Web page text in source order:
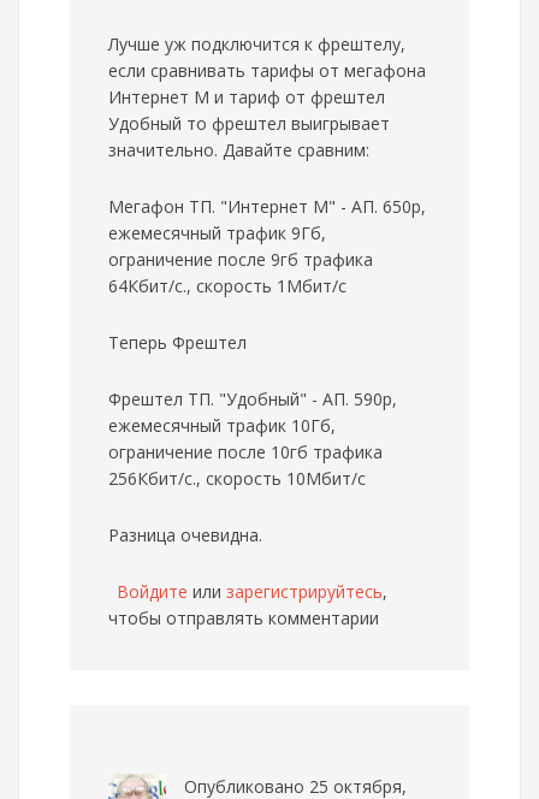
Лучше уж подключится к фрештелу,
если сравнивать тарифы от мегафона
Интернет M и тариф от фрештел
Удобный то фрештел выигрывает
значительно. Давайте сравним:
Мегафон ТП. "Интернет M" - АП. 650р,
ежемесячный трафик 9Гб,
ограничение после 9гб трафика
64Кбит/c., скорость 1Мбит/с
Теперь Фрештел
Фрештел ТП. "Удобный" - АП. 590р,
ежемесячный трафик 10Гб,
ограничение после 10гб трафика
256Кбит/c., скорость 10Мбит/с
Разница очевидна.
Войдите или зарегистрируйтесь,
чтобы отправлять комментарии
Опубликовано 25 октября,